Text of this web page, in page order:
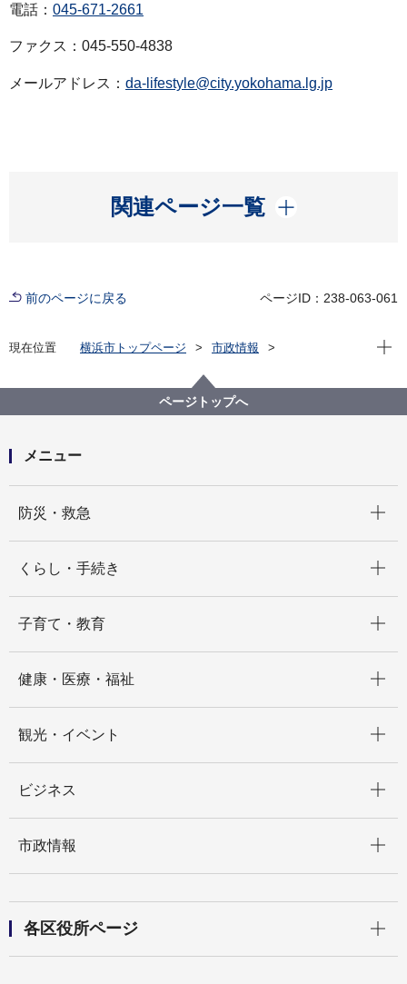
電話： 045-671-2661
ファクス：045-550-4838
メールアドレス： da-lifestyle@city.yokohama.lg.jp
関連ページ一覧
開く
前のページに戻る ページID：238-063-061
現在位置 横浜市トップページ
市政情報
脱炭素・GREEN×EXPO推進局
記者発表 2021年度
自然の電気の共同購入「みんなでいっしょに自然の電
現在
ページトップへ
メニュー
防災・救急
くらし・手続き
子育て・教育
健康・医療・福祉
観光・イベント
ビジネス
市政情報
各区役所ページ